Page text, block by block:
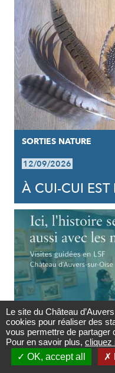
SORTIES NATURE
12/09/2026
À CUI-CUI EST
VISITE COMMENTÉE
Le site du Château
cookies pour réaliser des
vous permettre de partager
Pour en savoir plus, cliquez
OK, accept all